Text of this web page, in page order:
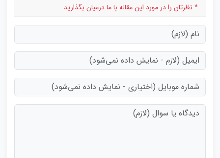
* نظرتان را در مورد این مقاله با ما درمیان بگذارید